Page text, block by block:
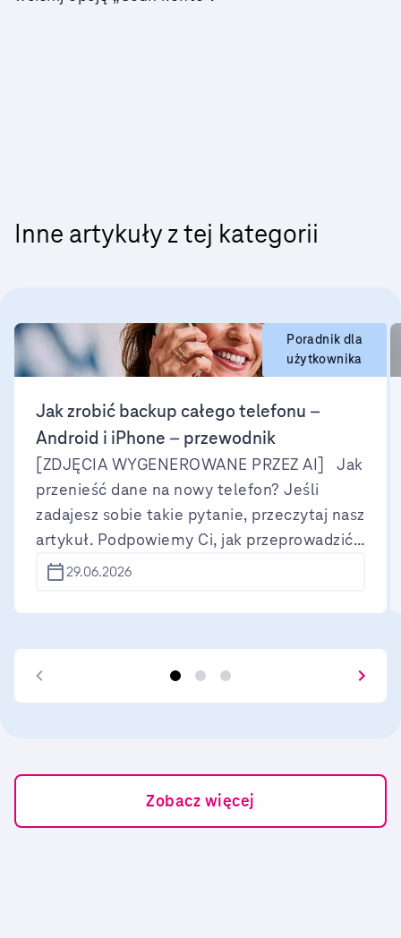
Inne artykuły z tej kategorii
Poradnik dla
użytkownika
Jak zrobić backup całego telefonu –
Android i iPhone – przewodnik
[ZDJĘCIA WYGENEROWANE PRZEZ AI] Jak
przenieść dane na nowy telefon? Jeśli
zadajesz sobie takie pytanie, przeczytaj nasz
artykuł. Podpowiemy Ci, jak przeprowadzić
backup telefonu Android oraz iPhone i jak
telefonu jest potrzebny przed wymianą
oraz komputera, chmury (Google One) bądź
jednej z aplikacji: Google Foto, SMS Backup
29.06.2026
Zobacz więcej